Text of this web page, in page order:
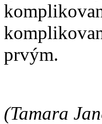
prvým.
(Tamara